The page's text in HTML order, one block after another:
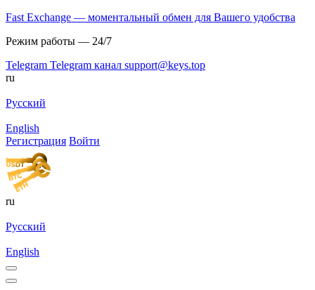
Fast Exchange — моментальный обмен для Вашего удобства
Режим работы — 24/7
Telegram Telegram канал support@keys.top
ru
Русский
English
Регистрация Войти
ru
Русский
English